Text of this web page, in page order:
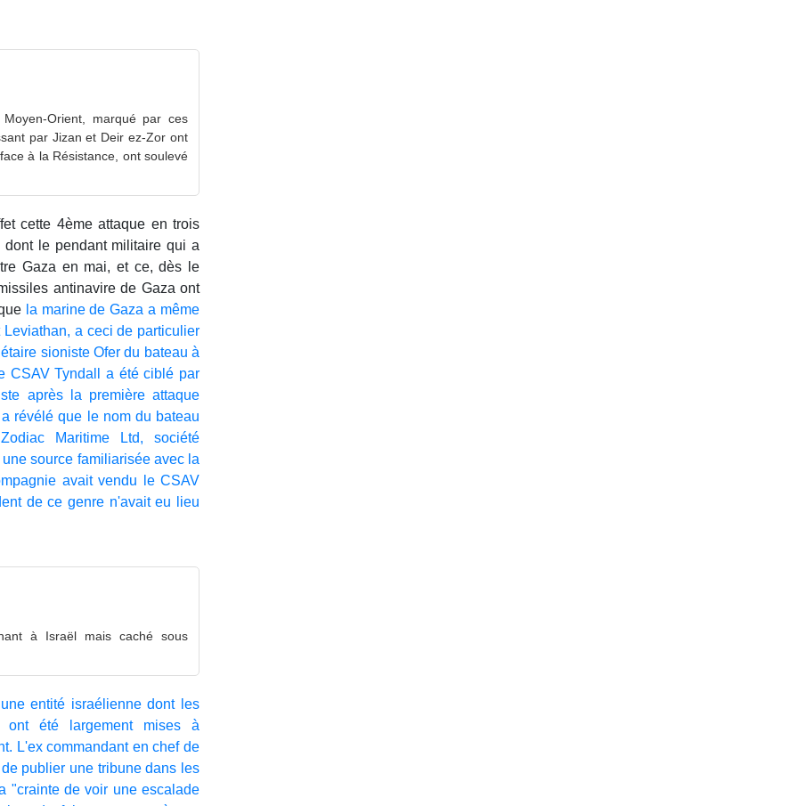
Orient, marqué par ces
par Jizan et Deir ez-Zor ont
à la Résistance, ont soulevé
cette 4ème attaque en trois
le pendant militaire qui a
Gaza en mai, et ce, dès le
antinavire de Gaza ont
la marine de Gaza a même
a ceci de particulier
sioniste Ofer du bateau à
CSAV Tyndall a été ciblé par
après la première attaque
révélé que le nom du bateau
Maritime Ltd, société
source familiarisée avec la
avait vendu le CSAV
de ce genre n'avait eu lieu
à Israël mais caché sous
entité israélienne dont les
ont été largement mises à
L'ex commandant en chef de
publier une tribune dans les
"crainte de voir une escalade